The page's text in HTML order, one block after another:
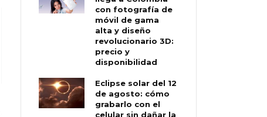
con fotografía de
móvil de gama
alta y diseño
revolucionario 3D:
precio y
disponibilidad
Eclipse solar del 12
de agosto: cómo
grabarlo con el
celular sin dañar la